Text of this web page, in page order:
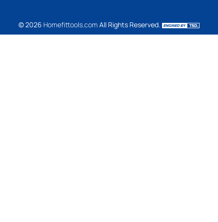
© 2026 Homefittools.com All Rights Reserved.